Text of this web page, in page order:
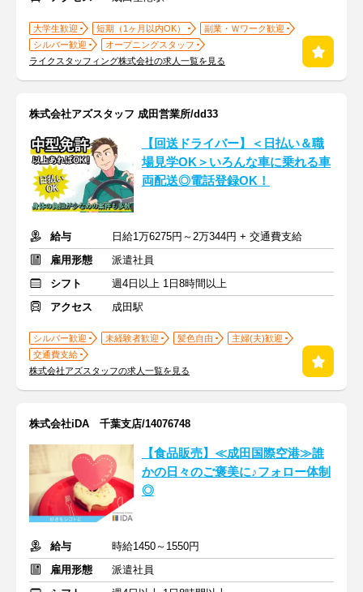
大学生歓迎 短期（1ヶ月以内OK）
副業・Ｗワーク歓迎
シルバー歓迎
オープニングスタッフ
ライクスタッフィング株式会社の求人一覧を見る
株式会社アズスタッフ 成田営業所/dd33
【回送ドライバー】＜日払い＆職
場見学OK＞いろんな車に乗れる車
両配送◎電話登録OK！
給与
日給1万6275円～2万344円 + 交通費支給
雇用形態
派遣社員
シフト
週4日以上 1日8時間以上
アクセス
成田駅
シルバー歓迎 未経験者歓迎 髪色自由
主婦(夫)歓迎
交通費支給
株式会社アズスタッフの求人一覧を見る
株式会社iDA 千葉支店/14076748
【食品販売】≪成田国際空港≫誰
かの日々のご褒美に♪フォロー体制
◎
給与
時給1450～1550円
雇用形態
派遣社員